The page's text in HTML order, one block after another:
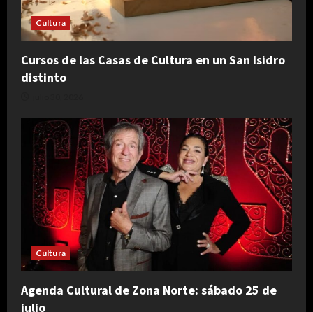
Cultura
Cursos de las Casas de Cultura en un San Isidro
distinto
Cultura
Agenda Cultural de Zona Norte: sábado 25 de
julio